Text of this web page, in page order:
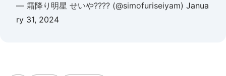
— 霜降り明星 せいや???? (@simofuriseiyam) Janua
ry 31, 2024